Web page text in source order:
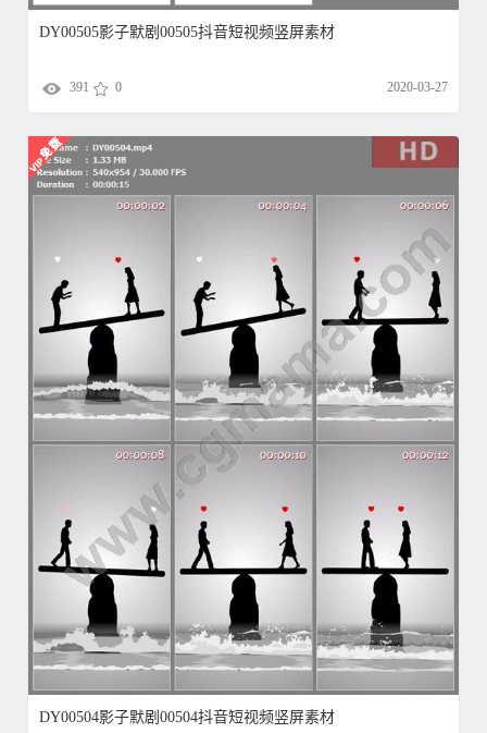
DY00505影子默剧00505抖音短视频竖屏素材
391 0 2020-03-27
DY00504影子默剧00504抖音短视频竖屏素材